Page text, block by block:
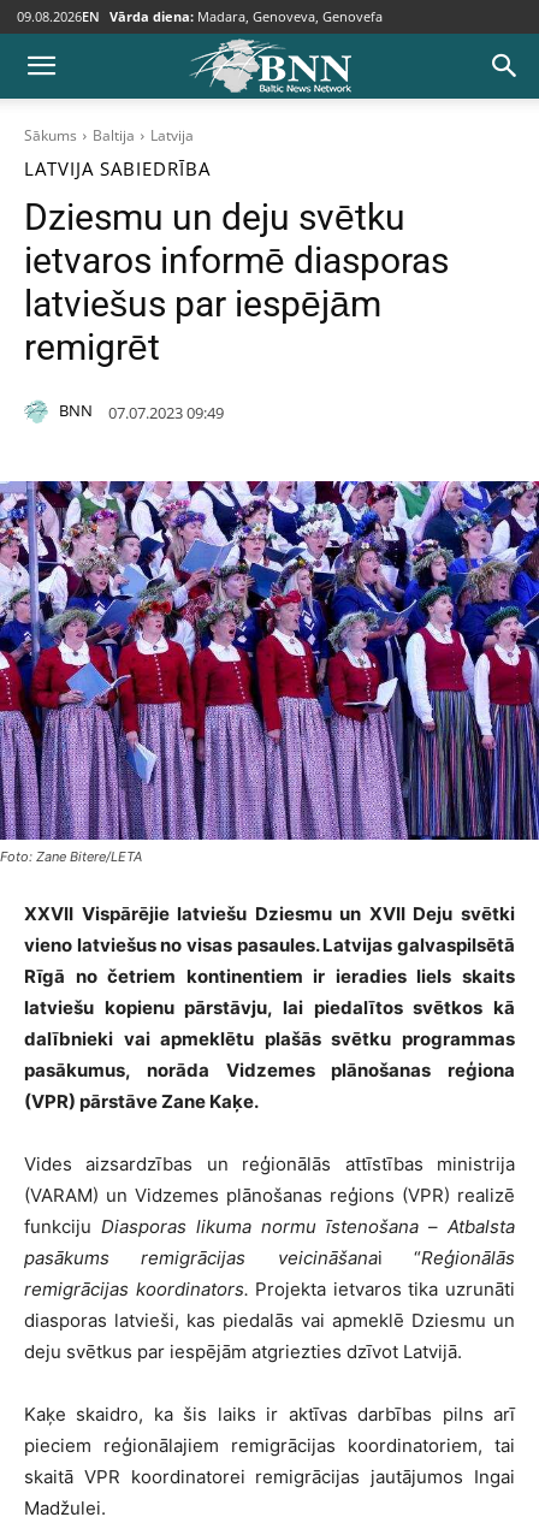
09.08.2026EN Vārda diena: Madara, Genoveva, Genovefa
Sākums Baltija Latvija
LATVIJA SABIEDRĪBA
Dziesmu un deju svētku
ietvaros informē diasporas
latviešus par iespējām
remigrēt
BNN 07.07.2023 09:49
Foto: Zane Bitere/LETA
XXVII Vispārējie latviešu Dziesmu un XVII Deju svētki
vieno latviešus no visas pasaules. Latvijas galvaspilsētā
Rīgā no četriem kontinentiem ir ieradies liels skaits
latviešu kopienu pārstāvju, lai piedalītos svētkos kā
dalībnieki vai apmeklētu plašās svētku programmas
pasākumus, norāda Vidzemes plānošanas reģiona
(VPR) pārstāve Zane Kaķe.
Vides aizsardzības un reģionālās attīstības ministrija
(VARAM) un Vidzemes plānošanas reģions (VPR) realizē
funkciju Diasporas likuma normu īstenošana – Atbalsta
pasākums remigrācijas veicināšanai “Reģionālās
remigrācijas koordinators. Projekta ietvaros tika uzrunāti
diasporas latvieši, kas piedalās vai apmeklē Dziesmu un
deju svētkus par iespējām atgriezties dzīvot Latvijā.
Kaķe skaidro, ka šis laiks ir aktīvas darbības pilns arī
pieciem reģionālajiem remigrācijas koordinatoriem, tai
skaitā VPR koordinatorei remigrācijas jautājumos Ingai
Madžulei.